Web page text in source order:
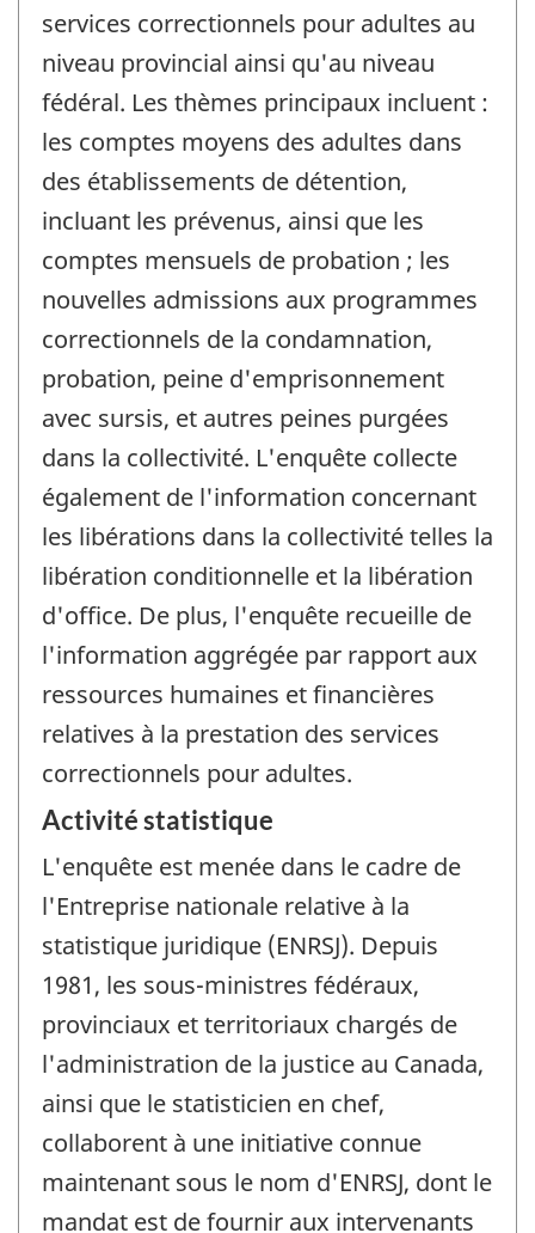
services correctionnels pour adultes au
niveau provincial ainsi qu'au niveau
fédéral. Les thèmes principaux incluent :
les comptes moyens des adultes dans
des établissements de détention,
incluant les prévenus, ainsi que les
comptes mensuels de probation ; les
nouvelles admissions aux programmes
correctionnels de la condamnation,
probation, peine d'emprisonnement
avec sursis, et autres peines purgées
dans la collectivité. L'enquête collecte
également de l'information concernant
les libérations dans la collectivité telles la
libération conditionnelle et la libération
d'office. De plus, l'enquête recueille de
l'information aggrégée par rapport aux
ressources humaines et financières
relatives à la prestation des services
correctionnels pour adultes.
Activité statistique
L'enquête est menée dans le cadre de
l'Entreprise nationale relative à la
statistique juridique (ENRSJ). Depuis
1981, les sous-ministres fédéraux,
provinciaux et territoriaux chargés de
l'administration de la justice au Canada,
ainsi que le statisticien en chef,
collaborent à une initiative connue
maintenant sous le nom d'ENRSJ, dont le
mandat est de fournir aux intervenants